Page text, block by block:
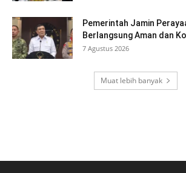
Pemerintah Jamin
Berlangsung Aman dan
7 Agustus 2026
Muat lebih banyak